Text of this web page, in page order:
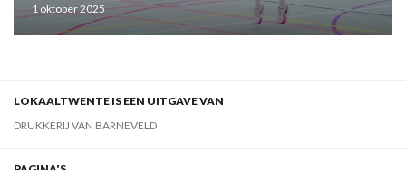
1 oktober 2025
LOKAALTWENTE IS EEN UITGAVE VAN
DRUKKERIJ VAN BARNEVELD